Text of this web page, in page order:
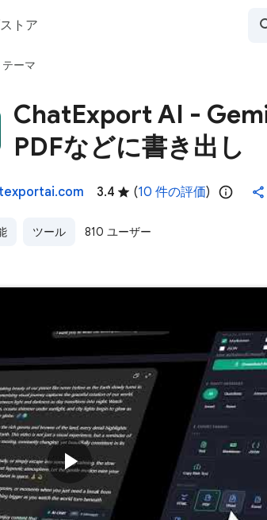
トア
テーマ
ChatExport AI -
PDFなどに書き出し
3.4 (10 件の評価)
ツール 810 ユーザー